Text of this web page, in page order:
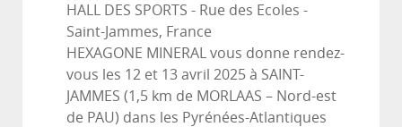
HALL DES SPORTS - Rue des Ecoles -
Saint-Jammes, France
HEXAGONE MINERAL vous donne rendez-
vous les 12 et 13 avril 2025 à SAINT-
JAMMES (1,5 km de MORLAAS – Nord-est
de PAU) dans les Pyrénées-Atlantiques